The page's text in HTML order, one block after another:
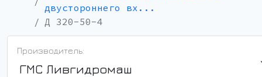
двустороннего вх...
Д 320-50-4
Производитель:
ГМС Ливгидромаш